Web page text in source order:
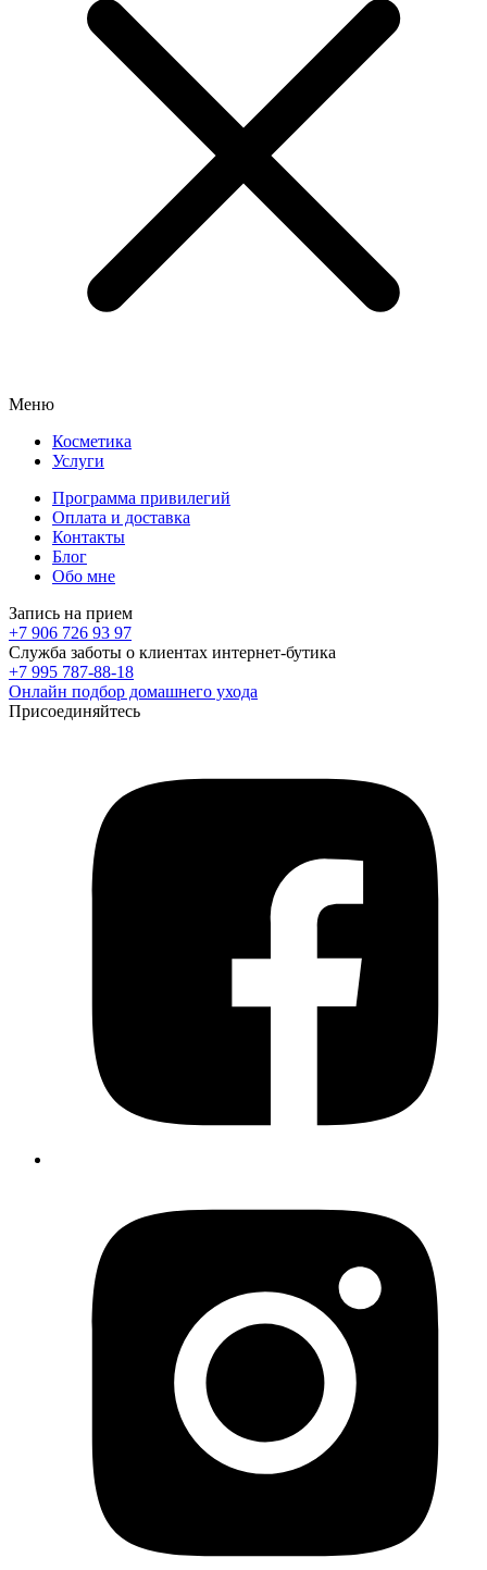
Меню
Косметика
Услуги
Программа привилегий
Оплата и доставка
Контакты
Блог
Обо мне
Запись на прием
+7 906 726 93 97
Служба заботы о клиентах интернет-бутика
+7 995 787-88-18
Онлайн подбор домашнего ухода
Присоединяйтесь